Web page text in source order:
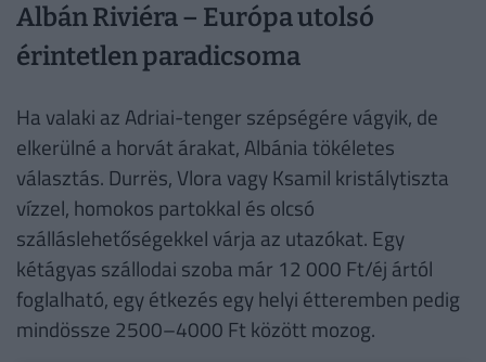
Albán Riviéra – Európa utolsó
érintetlen paradicsoma
Ha valaki az Adriai-tenger szépségére vágyik, de
elkerülné a horvát árakat, Albánia tökéletes
választás. Durrës, Vlora vagy Ksamil kristálytiszta
vízzel, homokos partokkal és olcsó
szálláslehetőségekkel várja az utazókat. Egy
kétágyas szállodai szoba már 12 000 Ft/éj ártól
foglalható, egy étkezés egy helyi étteremben pedig
mindössze 2500–4000 Ft között mozog.